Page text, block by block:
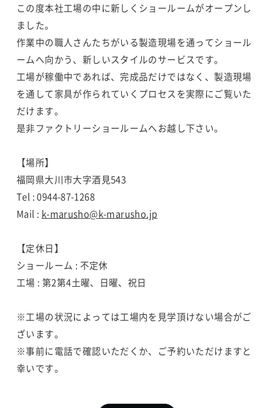
この度本社工場の中に新しくショールームがオープンし
ました。
作業中の職人さんたちがいる製造現場を通ってショール
ームへ向かう、新しいスタイルのサービスです。
工場が稼働中であれば、完成品だけではなく、製造現場
を通して家具が作られていくプロセスを実際にご覧いた
だけます。
是非ファクトリーショールームへお越し下さい。
【場所】
福岡県大川市大字酒見543
Tel : 0944-87-1268
Mail : k-marusho@k-marusho.jp
【定休日】
ショールーム : 不定休
工場 : 第2第4土曜、日曜、祝日
※工場の状況によっては工場内を見学頂けない場合がご
ざいます。
※事前に電話で確認いただくか、ご予約いただけますと
幸いです。